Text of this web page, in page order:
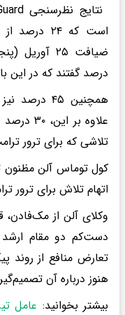
است که ۲۴
درصد گفتند که در این
همچنین ۴۵
علاوه
تلاشی که برای ترور
کول توماس آلن مظنون
اتهام تلاش برای ترور
وکلای آلن از مک‌فادن،
دست‌کم دو مقام ارشد
تعارض منافع از روند
هنوز درباره آن
بیشتر بخوانید: عامل